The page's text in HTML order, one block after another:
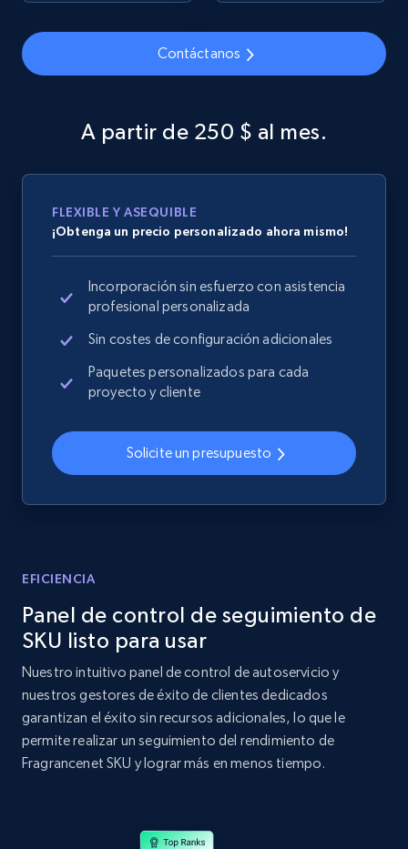
and more.
specified UPC
URL, Domain, Country code, Model number,
Sku, Product id, Product name, Manufacturer,
and more.
2.1K+ 355+
Amazon products global dataset
Title, Seller name, Brand, Description, Initial
price, Currency, Availability, Reviews count, and
375+
Contáctanos
A partir de 250 $ al mes.
FLEXIBLE Y ASEQUIBLE
¡Obtenga un precio personalizado ahora mismo!
Incorporación sin esfuerzo con asistencia
profesional personalizada
Sin costes de configuración adicionales
Paquetes personalizados para cada
proyecto y cliente
Solicite un presupuesto
EFICIENCIA
Panel de control de seguimiento de
SKU listo para usar
Nuestro intuitivo panel de control de autoservicio y
nuestros gestores de éxito de clientes dedicados
garantizan el éxito sin recursos adicionales, lo que le
permite realizar un seguimiento del rendimiento de
Fragrancenet SKU y lograr más en menos tiempo.